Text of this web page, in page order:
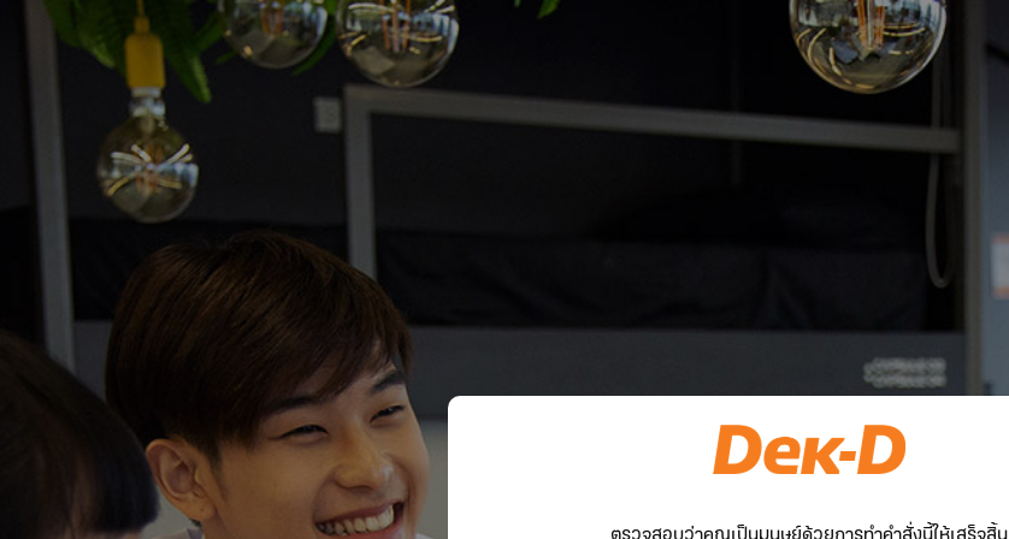
ตรวจสอบว่าคุณเป็นมนุษย์ด้วยการทำคำสั่งนี้ให้เสร็จสิ้น